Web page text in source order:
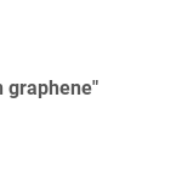
graphene"